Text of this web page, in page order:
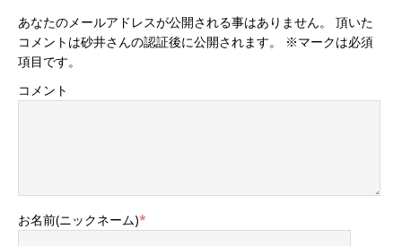
あなたのメールアドレスが公開される事はありません。 頂いた
コメントは砂井さんの認証後に公開されます。 ※マークは必須
項目です。
コメント
お名前(ニックネーム)*